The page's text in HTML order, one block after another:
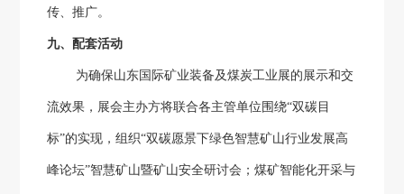
传、推广。
九、配套活动
为确保山东国际矿业装备及煤炭工业展的展示和交
流效果，展会主办方将联合各主管单位围绕“双碳目
标”的实现，组织“双碳愿景下绿色智慧矿山行业发展高
峰论坛”智慧矿山暨矿山安全研讨会；煤矿智能化开采与